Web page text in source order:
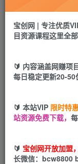
快，轻松赚一份
宝创网 | 专注优质
目资源课程这里全部
🔰 内容涵盖网赚项
每日稳定更新20-50
🔰 本站VIP 限时特惠
站资源免费下载，
🔰 宝创网开放加盟
长微信：bcw8800